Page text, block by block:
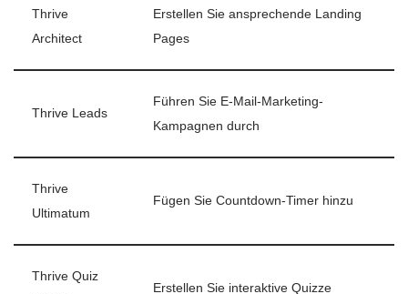
Thrive
Architect
Erstellen Sie ansprechende Landing
Pages
Thrive Leads
Führen Sie E-Mail-Marketing-
Kampagnen durch
Thrive
Ultimatum
Fügen Sie Countdown-Timer hinzu
Thrive Quiz
Erstellen Sie interaktive Quizze